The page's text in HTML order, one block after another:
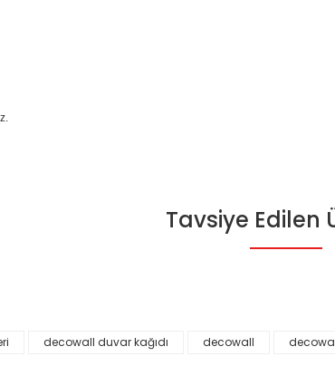
Bu ürüne ilk yorumu siz
diğer konularda yetersiz gördüğünüz noktaları öneri
Tavsiye Edilen
decowall duvar kağıdı decowall